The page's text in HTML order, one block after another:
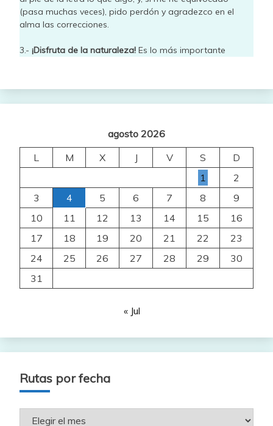
(pasa muchas veces), pido perdón y agradezco en el
alma las correcciones.
3.- ¡Disfruta de la naturaleza! Es lo más importante
agosto 2026
L
M X J V S
D
1
2
3
4 5 6 7 8
9
10
11 12 13 14 15
16
17
18 19 20 21 22
23
24
25 26 27 28 29
30
31
« Jul
Rutas por fecha
Rutas